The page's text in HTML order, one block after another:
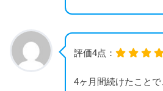
評価4点：
4ヶ月間続けたこと